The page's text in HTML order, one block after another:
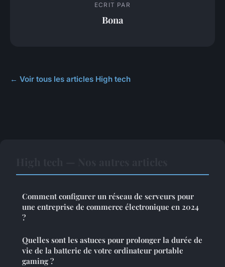
ECRIT PAR
Bona
← Voir tous les articles High tech
Comment configurer un réseau de serveurs pour
une entreprise de commerce électronique en 2024
?
Quelles sont les astuces pour prolonger la durée de
vie de la batterie de votre ordinateur portable
gaming ?